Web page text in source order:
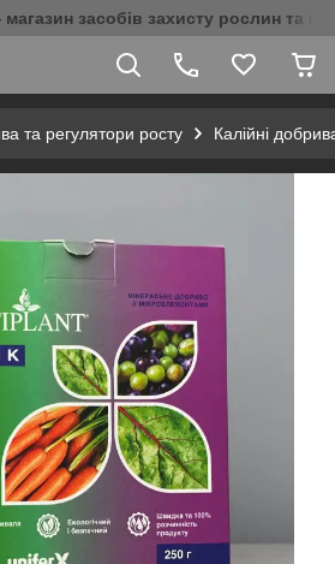
засобів захисту рослин та
та регулятори росту Калійні